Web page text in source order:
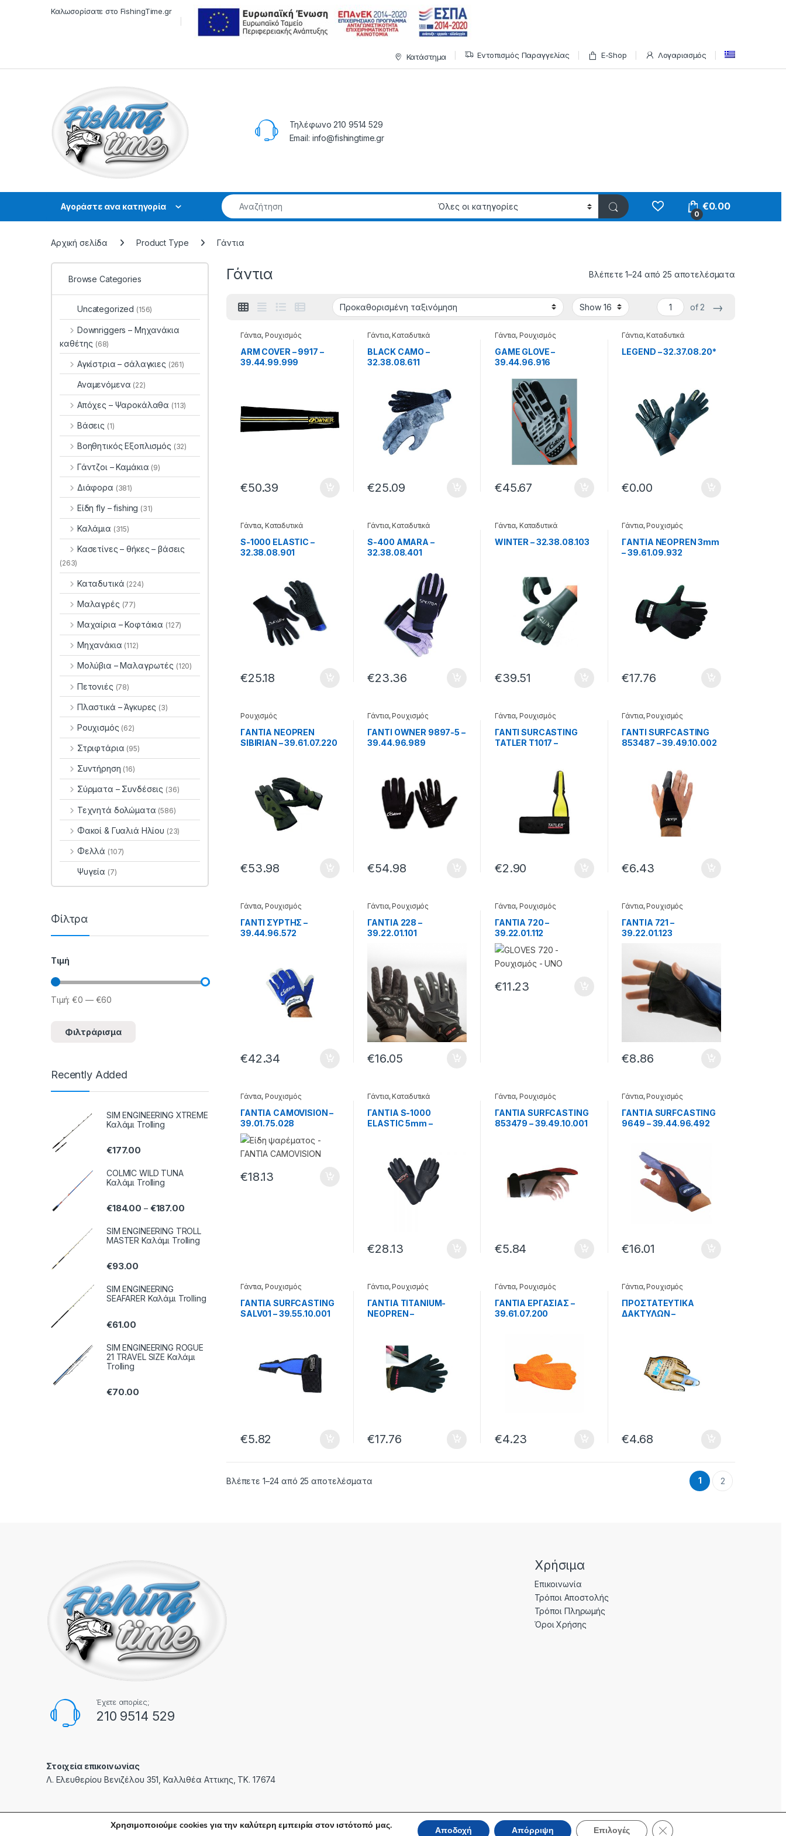
Καλωσορίσατε στο FishingTime.gr
Κατάστημα Εντοπισμός Παραγγελίας E-Shop Λογαριασμός
Τηλέφωνο 210 9514 529
Email: info@fishingtime.gr
Αγοράστε ανα κατηγορία
0
€0.00
Αρχική σελίδα Product Type Γάντια
Γάντια Βλέπετε 1–24 από 25 αποτελέσματα
of 2 →
Γάντια, Ρουχισμός
ARM COVER – 9917 –
39.44.99.999
€50.39
Γάντια,Καταδυτικά
BLACK CAMO –
32.38.08.611
€25.09
Γάντια, Ρουχισμός
GAME GLOVE –
39.44.96.916
€45.67
Γάντια,Καταδυτικά
LEGEND – 32.37.08.20*
€0.00
Γάντια, Καταδυτικά
S-1000 ELASTIC –
32.38.08.901
€25.18
Γάντια,Καταδυτικά
S-400 AMARA –
32.38.08.401
€23.36
Γάντια, Καταδυτικά
WINTER – 32.38.08.103
€39.51
Γάντια,Ρουχισμός
ΓANTIA NEOPREN 3mm
– 39.61.09.932
€17.76
Ρουχισμός
ΓANTIA NEOPREN
SIBIRIAN – 39.61.07.220
€53.98
Γάντια,Ρουχισμός
ΓΑΝΤΙ OWNER 9897-5 –
39.44.96.989
€54.98
Γάντια, Ρουχισμός
ΓΑΝΤΙ SURCASTING
TATLER T1017 –
€2.90
Γάντια,Ρουχισμός
ΓΑΝΤΙ SURFCASTING
853487 – 39.49.10.002
€6.43
Γάντια, Ρουχισμός
ΓΑΝΤΙ ΣΥΡΤΗΣ –
39.44.96.572
€42.34
Γάντια,Ρουχισμός
ΓΑΝΤΙΑ 228 –
39.22.01.101
€16.05
Γάντια, Ρουχισμός
ΓΑΝΤΙΑ 720 –
39.22.01.112
€11.23
Γάντια,Ρουχισμός
ΓΑΝΤΙΑ 721 –
39.22.01.123
€8.86
Γάντια, Ρουχισμός
ΓΑΝΤΙΑ CAMOVISION –
39.01.75.028
€18.13
Γάντια,Καταδυτικά
ΓΑΝΤΙΑ S-1000
ELASTIC 5mm –
€28.13
Γάντια, Ρουχισμός
ΓΑΝΤΙΑ SURFCASTING
853479 – 39.49.10.001
€5.84
Γάντια,Ρουχισμός
ΓΑΝΤΙΑ SURFCASTING
9649 – 39.44.96.492
€16.01
Γάντια, Ρουχισμός
ΓΑΝΤΙΑ SURFCASTING
SALV01 – 39.55.10.001
€5.82
Γάντια,Ρουχισμός
ΓΑΝΤΙΑ TITANIUM-
NEOPREN –
€17.76
Γάντια, Ρουχισμός
ΓΑΝΤΙΑ ΕΡΓΑΣΙΑΣ –
39.61.07.200
€4.23
Γάντια,Ρουχισμός
ΠΡΟΣΤΑΤΕΥΤΙΚΑ
ΔΑΚΤΥΛΩΝ –
€4.68
Βλέπετε 1–24 από 25 αποτελέσματα 1 2
Browse Categories
Uncategorized (156)
Downriggers – Μηχανάκια
καθέτης (68)
Αγκίστρια – σάλαγκιες (261)
Αναμενόμενα (22)
Απόχες – Ψαροκάλαθα (113)
Βάσεις (1)
Βοηθητικός Εξοπλισμός (32)
Γάντζοι – Καμάκια (9)
Διάφορα (381)
Είδη fly – fishing (31)
Καλάμια (315)
Κασετίνες – θήκες – βάσεις
(263)
Καταδυτικά (224)
Μαλαγρές (77)
Μαχαίρια – Κοφτάκια (127)
Μηχανάκια (112)
Μολύβια – Μαλαγρωτές (120)
Πετονιές (78)
Πλαστικά – Άγκυρες (3)
Ρουχισμός (62)
Στριφτάρια (95)
Συντήρηση (16)
Σύρματα – Συνδέσεις (36)
Τεχνητά δολώματα (586)
Φακοί & Γυαλιά Ηλίου (23)
Φελλά (107)
Ψυγεία (7)
Φίλτρα
Τιμή
Ελάχιστη τιμή
Μέγιστη τιμή
Φιλτράρισμα
Τιμή:€0 — €60
Recently Added
SIM ENGINEERING XTREME
Καλάμι Trolling
€177.00
COLMIC WILD TUNA
Καλάμι Trolling
€184.00 – €187.00
SIM ENGINEERING TROLL
MASTER Καλάμι Trolling
€93.00
SIM ENGINEERING
SEAFARER Καλάμι Trolling
€61.00
SIM ENGINEERING ROGUE
21 TRAVEL SIZE Καλάμι
Trolling
€70.00
Έχετε απορίες;
210 9514 529
Στοιχεία επικοινωνίας
Λ. Ελευθερίου Βενιζέλου 351, Καλλιθέα Αττικης, ΤΚ. 17674
Χρήσιμα
Επικοινωνία
Τρόποι Αποστολής
Τρόποι Πληρωμής
Όροι Χρήσης
Χρησιμοποιούμε cookies για την καλύτερη εμπειρία στον ιστότοπό μας. Αποδοχή Απόρριψη Επιλογές Κλείσιμο του Cookie banner για